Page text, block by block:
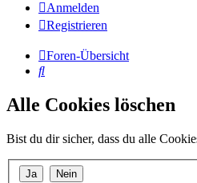
Anmelden
Registrieren
Foren-Übersicht
Suche
Alle Cookies löschen
Bist du dir sicher, dass du alle